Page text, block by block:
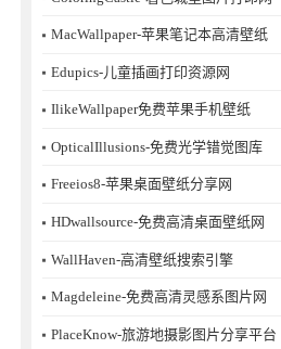
MacWallpaper-苹果笔记本高清壁纸
Edupics-儿童插画打印资源网
IlikeWallpaper免费苹果手机壁纸
OpticalIllusions-免费光学错觉图库
Freeios8-苹果桌面壁纸分享网
HDwallsource-免费高清桌面壁纸网
WallHaven-高清壁纸搜索引擎
Magdeleine-免费高清灵感系图片网
PlaceKnow-旅游地摄影图片分享平台